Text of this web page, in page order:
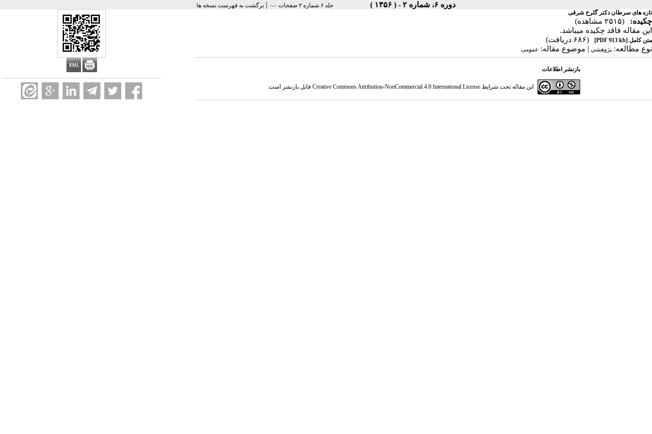
دوره ۶، شماره ۲ - ( ۱۳۵۶ ) جلد ۶ شماره ۲ صفحات ۰-۰ | برگشت به فهرست نسخه ها
تازه های سرطان دکتر گلرخ شرقی
چکیده:
(۲۵۱۵ مشاهده)
این مقاله فاقد چکیده می​باشد.
متن کامل [PDF 913 kb]
(۶۸۶ دریافت)
نوع مطالعه: پژوهشي | موضوع مقاله: عمومى
بازنشر اطلاعات
این مقاله تحت شرایط Creative Commons Attribution-NonCommercial 4.0 International Licenseقابل بازنشر است.